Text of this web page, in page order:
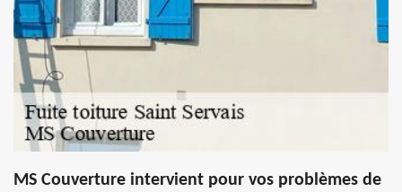
MS Couverture intervient pour vos problèmes de